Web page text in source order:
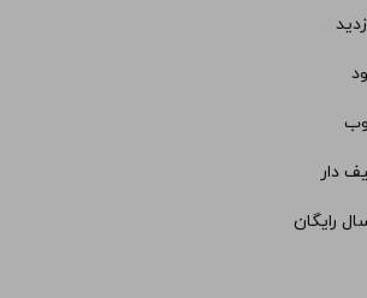
دار
رایگان